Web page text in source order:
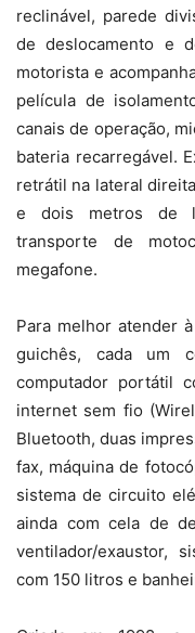
reclinável, parede
de deslocamento e
motorista e
película de
canais de operação,
bateria recarregável.
retrátil na lateral
e dois metros de
transporte de
megafone.
Para melhor atender
guichês, cada um
computador portátil
internet sem fio
Bluetooth, duas
fax, máquina de
sistema de circuito
ainda com cela de
ventilador/exaustor,
com 150 litros e